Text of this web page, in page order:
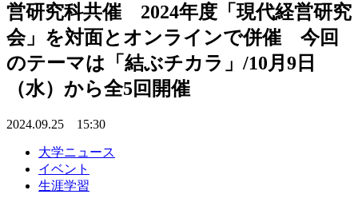
営研究科共催 2024年度「現代経営研究
会」を対面とオンラインで併催 今回
のテーマは「結ぶチカラ」/10月9日
（水）から全5回開催
2024.09.25 15:30
大学ニュース
イベント
生涯学習